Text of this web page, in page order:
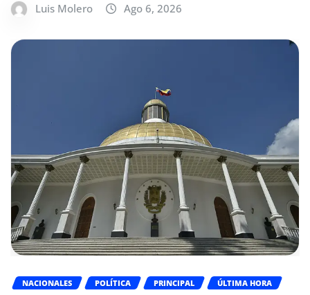
Luis Molero Ago 6, 2026
NACIONALES POLÍTICA PRINCIPAL ÚLTIMA HORA